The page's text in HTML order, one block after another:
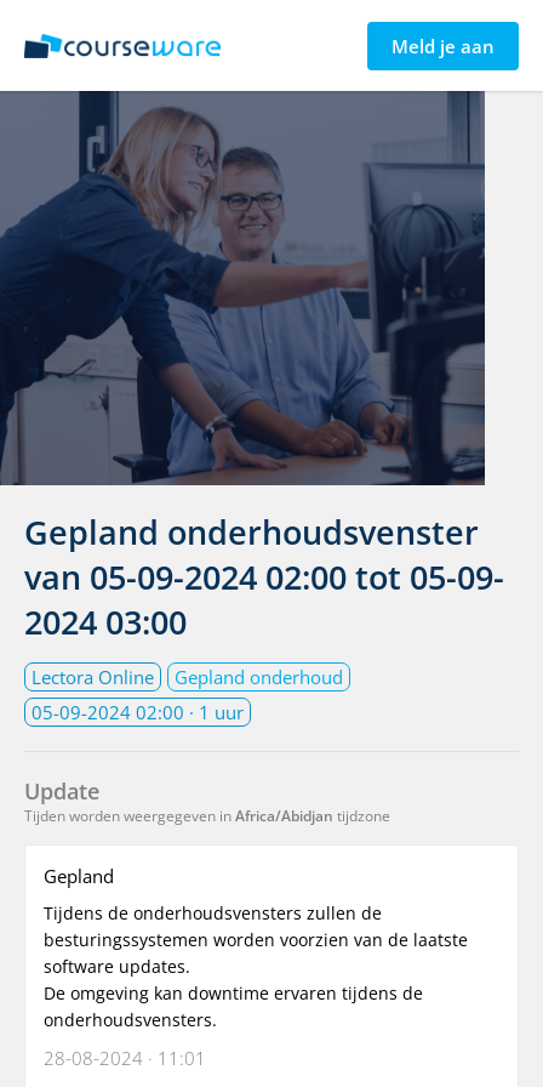
Meld je aan
Gepland onderhoudsvenster
van 05-09-2024 02:00tot 05-09-
2024 03:00
Gepland onderhoud
Lectora Online
05-09-2024 02:00 · 1 uur
Update
Tijden worden weergegeven inAfrica/Abidjan tijdzone
Gepland
Tijdens de onderhoudsvensters zullen de
besturingssystemen worden voorzien van de laatste
software updates.
De omgeving kan downtime ervaren tijdens de
onderhoudsvensters.
28-08-2024 · 11:01